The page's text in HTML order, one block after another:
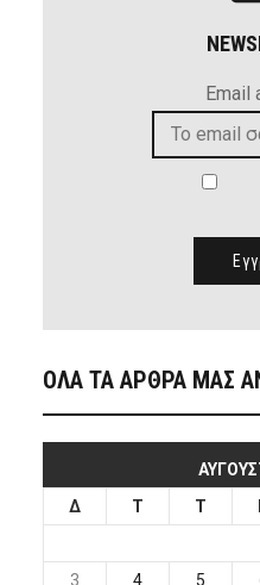
Email
ΟΛΑ ΤΑ ΑΡΘΡΑ ΜΑΣ
Δ
Τ Τ
3
4 5